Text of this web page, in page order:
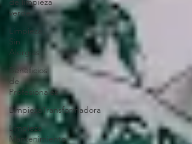
verde
Limpieza
Sin
Alergias
Beneficios
de
Profesionales
LimpiezaTransformadora
Limpieza
Mantenimiento